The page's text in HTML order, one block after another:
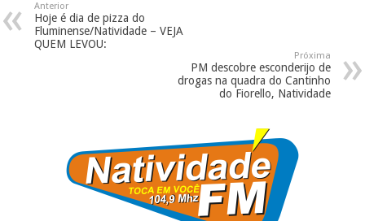
Anterior
Hoje é dia de pizza do
Fluminense/Natividade – VEJA
QUEM LEVOU:
Próxima
PM descobre esconderijo de
drogas na quadra do Cantinho
do Fiorello, Natividade